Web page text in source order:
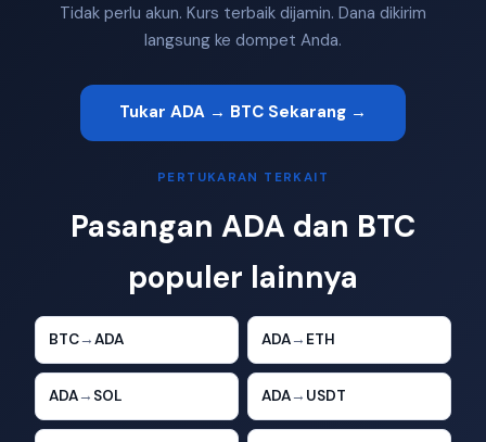
Tidak perlu akun. Kurs terbaik dijamin. Dana dikirim
langsung ke dompet Anda.
Tukar ADA → BTC Sekarang →
PERTUKARAN TERKAIT
Pasangan ADA dan BTC
populer lainnya
BTC→ADA ADA→ ETH
ADA→ SOL ADA→ USDT